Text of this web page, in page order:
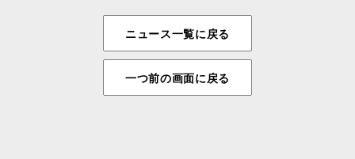
ニュース一覧に戻る
一つ前の画面に戻る